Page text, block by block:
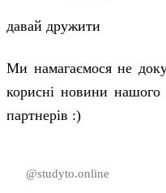
давай дружити
Ми намагаємося не
корисні новини нашого
партнерів :)